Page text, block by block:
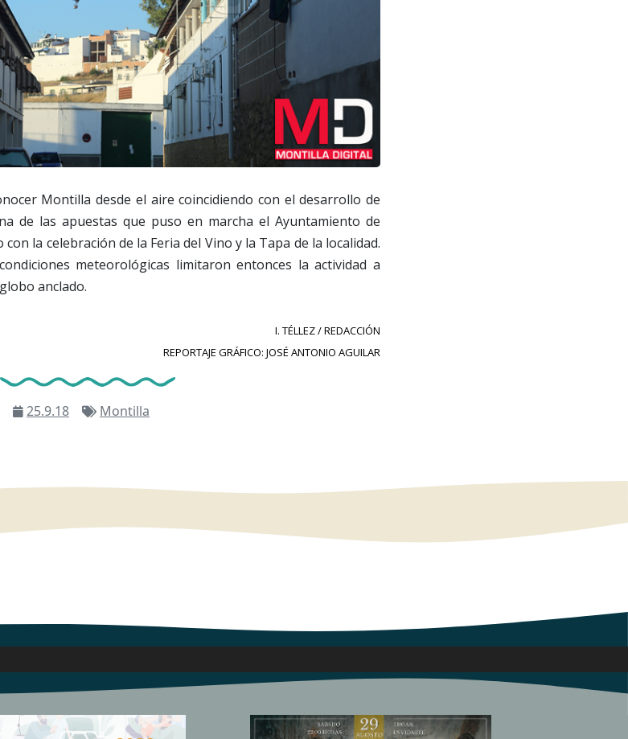
Montilla desde el aire coincidiendo con el desarrollo de
de las apuestas que puso en marcha el Ayuntamiento de
la celebración de la Feria del Vino y la Tapa de la localidad.
meteorológicas limitaron entonces la actividad a
anclado.
I. TÉLLEZ / REDACCIÓN
REPORTAJE GRÁFICO: JOSÉ ANTONIO AGUILAR
25.9.18 Montilla